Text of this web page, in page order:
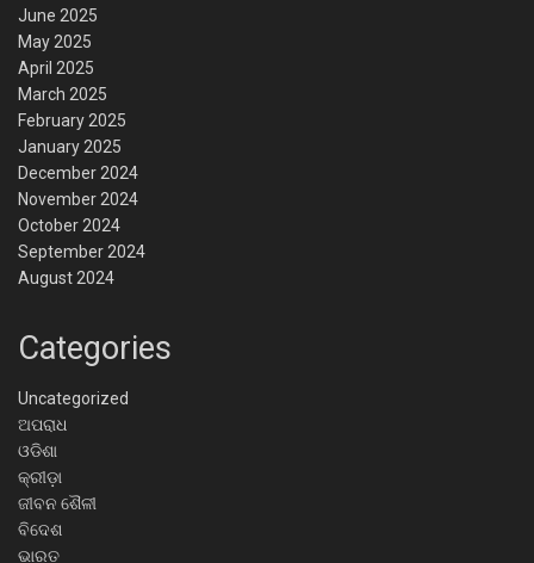
June 2025
May 2025
April 2025
March 2025
February 2025
January 2025
December 2024
November 2024
October 2024
September 2024
August 2024
Categories
Uncategorized
ଅପରାଧ
ଓଡିଶା
କ୍ରୀଡ଼ା
ଜୀବନ ଶୈଳୀ
ବିଦେଶ
ଭାରତ